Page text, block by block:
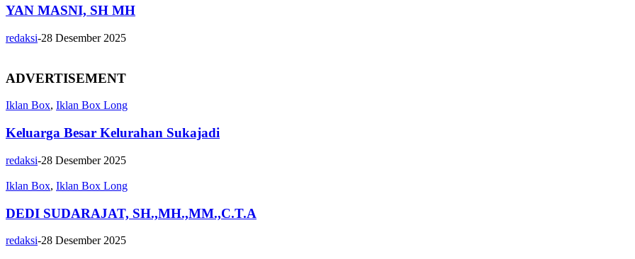
YAN MASNI, SH MH
redaksi-28 Desember 2025
ADVERTISEMENT
Iklan Box, Iklan Box Long
Keluarga Besar Kelurahan Sukajadi
redaksi-28 Desember 2025
Iklan Box, Iklan Box Long
DEDI SUDARAJAT, SH.,MH.,MM.,C.T.A
redaksi-28 Desember 2025